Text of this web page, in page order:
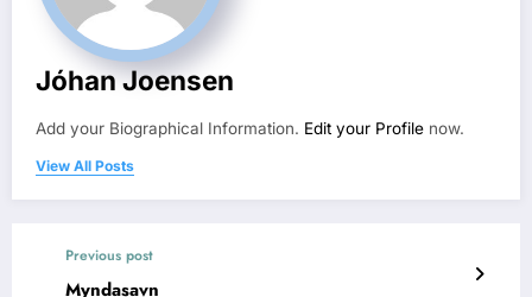
Jóhan Joensen
Add your Biographical Information. Edit your Profile now.
View All Posts
Previous post
Myndasavn